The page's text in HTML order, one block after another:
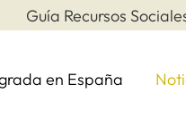
Guía Recursos
en España